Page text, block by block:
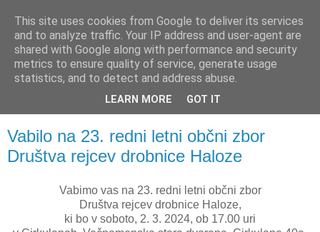
Vabilo na 23. redni letni občni zbor
Društva rejcev drobnice Haloze
Vabimo vas na 23. redni letni občni zbor
Društva rejcev drobnice Haloze,
ki bo v soboto, 2. 3. 2024, ob 17.00 uri
This site uses cookies from Google to deliver its services
and to analyze traffic. Your IP address and user-agent are
shared with Google along with performance and security
metrics to ensure quality of service, generate usage
statistics, and to detect and address abuse.
LEARN MORE GOT IT